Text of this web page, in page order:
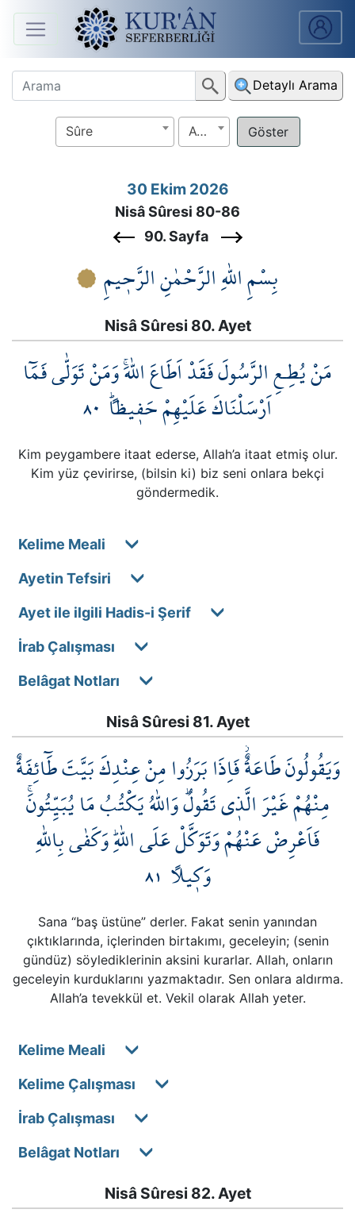
Anasayfa
Sûreler
Arapça
Seferberliği
Kökler
Detaylı Arama
Sûre Ayet
30 Ekim 2026
Nisâ Sûresi 80-86
90. Sayfa
بِسْمِ اللّٰهِ الرَّحْمٰنِ الرَّح۪يمِ
Nisâ Sûresi 80. Ayet
مَنْ يُطِـعِ الرَّسُولَ فَقَدْ اَطَاعَ اللّٰهَۚ وَمَنْ تَوَلّٰى فَمَٓا
اَرْسَلْنَاكَ عَلَيْهِمْ حَف۪يظاًۜ ٨٠
Kim peygambere itaat ederse, Allah’a itaat etmiş olur.
Kim yüz çevirirse, (bilsin ki) biz seni onlara bekçi
göndermedik.
Kelime Meali
Ayetin Tefsiri
Ayet ile ilgili Hadis-i Şerif
İrab Çalışması
Belâgat Notları
Nisâ Sûresi 81. Ayet
وَيَقُولُونَ طَاعَةٌۘ فَاِذَا بَرَزُوا مِنْ عِنْدِكَ بَيَّتَ طَٓائِفَةٌ
مِنْهُمْ غَيْرَ الَّذ۪ي تَقُولُۜ وَاللّٰهُ يَكْتُبُ مَا يُبَيِّتُونَۚ
فَاَعْرِضْ عَنْهُمْ وَتَوَكَّلْ عَلَى اللّٰهِۜ وَكَفٰى بِاللّٰهِ
وَك۪يلاً ٨١
Sana “baş üstüne” derler. Fakat senin yanından
çıktıklarında, içlerinden birtakımı, geceleyin; (senin
gündüz) söylediklerinin aksini kurarlar. Allah, onların
geceleyin kurduklarını yazmaktadır. Sen onlara aldırma.
Allah’a tevekkül et. Vekil olarak Allah yeter.
Kelime Meali
Kelime Çalışması
İrab Çalışması
Belâgat Notları
Nisâ Sûresi 82. Ayet